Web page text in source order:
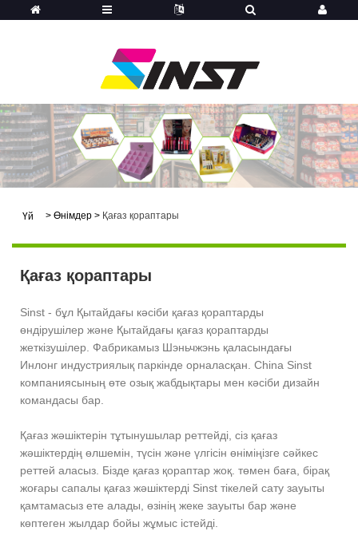
Үй > Өнімдер > Қағаз қораптары
Қағаз қораптары
Sinst - бұл Қытайдағы кәсіби қағаз қораптарды
өндірушілер және Қытайдағы қағаз қораптарды
жеткізушілер. Фабрикамыз Шэньчжэнь қаласындағы
Инлонг индустриялық паркінде орналасқан. China Sinst
компаниясының өте озық жабдықтары мен кәсіби дизайн
командасы бар.
Қағаз жәшіктерін тұтынушылар реттейді, сіз қағаз
жәшіктердің өлшемін, түсін және үлгісін өніміңізге сәйкес
реттей аласыз. Бізде қағаз қораптар жоқ. төмен баға, бірақ
жоғары сапалы қағаз жәшіктерді Sinst тікелей сату зауыты
қамтамасыз ете алады, өзінің жеке зауыты бар және
көптеген жылдар бойы жұмыс істейді.